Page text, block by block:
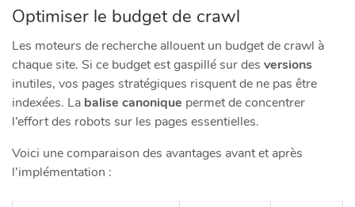
Optimiser le budget de crawl
Les moteurs de recherche allouent un budget de crawl à
chaque site. Si ce budget est gaspillé sur des versions
inutiles, vos pages stratégiques risquent de ne pas être
indexées. La balise canonique permet de concentrer
l’effort des robots sur les pages essentielles.
Voici une comparaison des avantages avant et après
l’implémentation :